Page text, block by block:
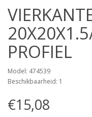
PROFIEL
Model: 474539
Beschikbaarheid: 1
€15,08